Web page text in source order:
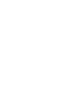
WhatsApp